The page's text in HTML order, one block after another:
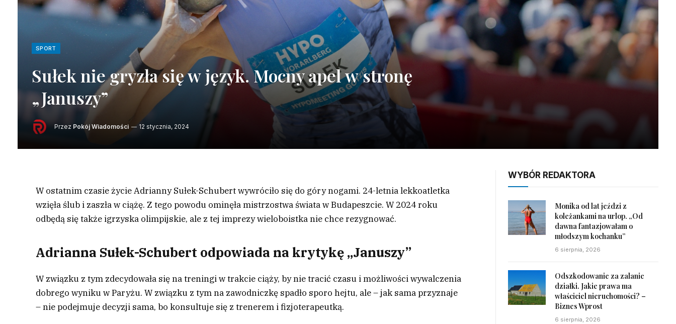
SPORT
Sułek nie gryzła się w język. Mocny apel w stronę
„Januszy”
Przez Pokój Wiadomości 12 stycznia, 2024
W ostatnim czasie życie Adrianny Sułek-Schubert wywróciło się do góry nogami. 24-letnia lekkoatletka
wzięła ślub i zaszła w ciążę. Z tego powodu ominęła mistrzostwa świata w Budapeszcie. W 2024 roku
odbędą się także igrzyska olimpijskie, ale z tej imprezy wieloboistka nie chce rezygnować.
Adrianna Sułek-Schubert odpowiada na krytykę „Januszy”
W związku z tym zdecydowała się na treningi w trakcie ciąży, by nie tracić czasu i możliwości wywalczenia
dobrego wyniku w Paryżu. W związku z tym na zawodniczkę spadło sporo hejtu, ale – jak sama przyznaje
– nie podejmuje decyzji sama, bo konsultuje się z trenerem i fizjoterapeutką.
WYBÓR REDAKTORA
Monika od lat jeździ z
koleżankami na urlop. „Od
dawna fantazjowałam o
młodszym kochanku”
6 sierpnia, 2026
Odszkodowanie za zalanie
działki. Jakie prawa ma
właściciel nieruchomości? –
Biznes Wprost
6 sierpnia, 2026